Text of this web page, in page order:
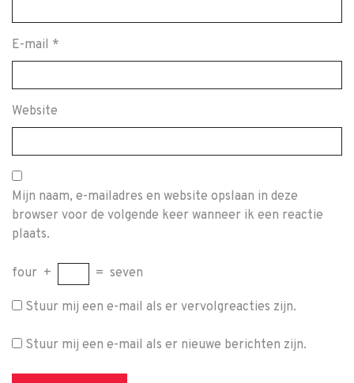
E-mail *
Website
Mijn naam, e-mailadres en website opslaan in deze
browser voor de volgende keer wanneer ik een reactie
plaats.
four + = seven
Stuur mij een e-mail als er vervolgreacties zijn.
Stuur mij een e-mail als er nieuwe berichten zijn.